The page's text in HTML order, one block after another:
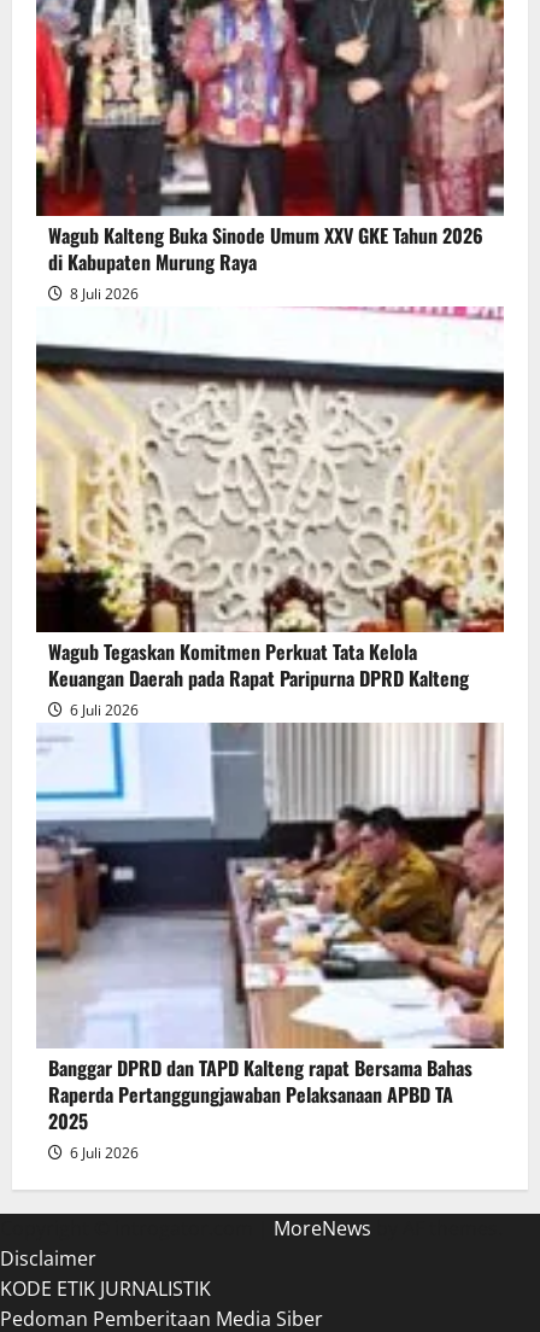
Wagub Kalteng Buka Sinode Umum XXV GKE Tahun 2026
di Kabupaten Murung Raya
8 Juli 2026
Wagub Tegaskan Komitmen Perkuat Tata Kelola
Keuangan Daerah pada Rapat Paripurna DPRD Kalteng
6 Juli 2026
Banggar DPRD dan TAPD Kalteng rapat Bersama Bahas
Raperda Pertanggungjawaban Pelaksanaan APBD TA
2025
6 Juli 2026
MoreNews
Disclaimer
KODE ETIK JURNALISTIK
Pedoman Pemberitaan Media Siber